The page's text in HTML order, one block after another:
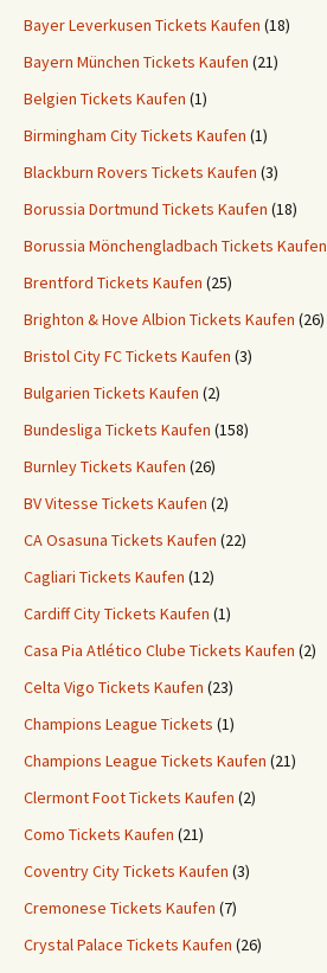
Bayer Leverkusen Tickets Kaufen (18)
Bayern München Tickets Kaufen (21)
Belgien Tickets Kaufen (1)
Birmingham City Tickets Kaufen (1)
Blackburn Rovers Tickets Kaufen (3)
Borussia Dortmund Tickets Kaufen (18)
Borussia Mönchengladbach Tickets Kaufen
Brentford Tickets Kaufen (25)
Brighton & Hove Albion Tickets Kaufen (26)
Bristol City FC Tickets Kaufen (3)
Bulgarien Tickets Kaufen (2)
Bundesliga Tickets Kaufen (158)
Burnley Tickets Kaufen (26)
BV Vitesse Tickets Kaufen (2)
CA Osasuna Tickets Kaufen (22)
Cagliari Tickets Kaufen (12)
Cardiff City Tickets Kaufen (1)
Casa Pia Atlético Clube Tickets Kaufen (2)
Celta Vigo Tickets Kaufen (23)
Champions League Tickets (1)
Champions League Tickets Kaufen (21)
Clermont Foot Tickets Kaufen (2)
Como Tickets Kaufen (21)
Coventry City Tickets Kaufen (3)
Cremonese Tickets Kaufen (7)
Crystal Palace Tickets Kaufen (26)